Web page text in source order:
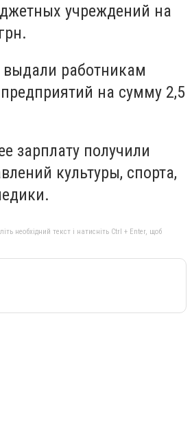
учреждений на
выдали работникам
на сумму 2,5
зарплату получили
культуры, спорта,
необхідний текст і натисніть Ctrl + Enter, щоб